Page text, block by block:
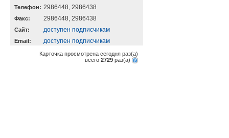
Телефон: 2986448, 2986438
Факс: 2986448, 2986438
Cайт: доступен подписчикам
Email: доступен подписчикам
Карточка просмотрена сегодня раз(a)
всего 2729 раз(a)